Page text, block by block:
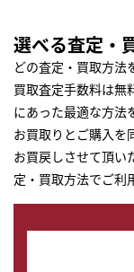
選べる査定・
どの査定・買取方法
買取査定手数料は無
にあった最適な方法
お買取りとご購入を
お買戻しさせて頂い
定・買取方法でご利